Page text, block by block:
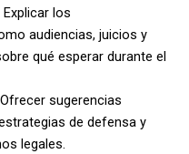
Explicar los
audiencias, juicios y
qué esperar durante el
Ofrecer sugerencias
de defensa y
legales.